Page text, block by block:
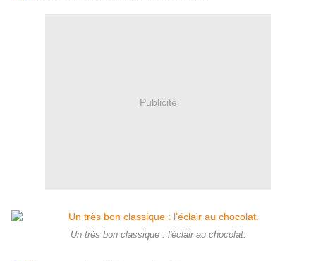
Publicité
Un très bon classique : l'éclair au chocolat.